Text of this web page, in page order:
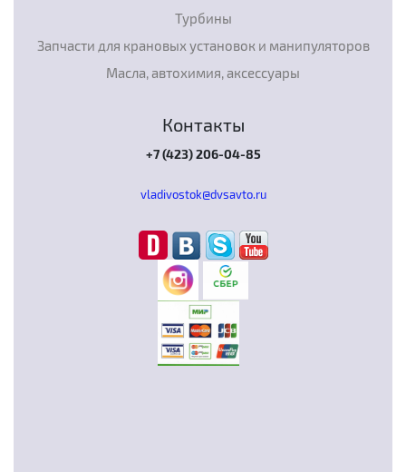
Турбины
Запчасти для крановых установок и манипуляторов
Масла, автохимия, аксессуары
Контакты
+7 (423) 206-04-85
vladivostok@dvsavto.ru